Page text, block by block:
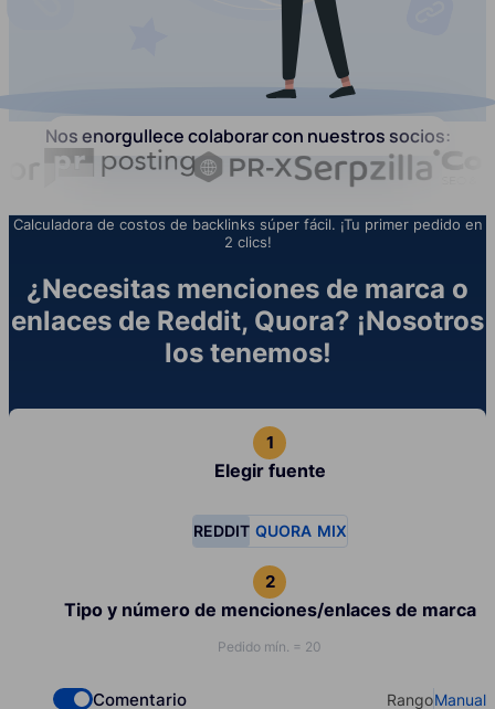
Nos enorgullece colaborar con nuestros socios:
Calculadora de costos de backlinks súper fácil. ¡Tu primer pedido en
2 clics!
¿Necesitas menciones de marca o
enlaces de Reddit, Quora? ¡Nosotros
los tenemos!
Elegir fuente
REDDIT QUORA MIX
Tipo y número de menciones/enlaces de marca
Pedido mín. = 20
Comentario RangoManual